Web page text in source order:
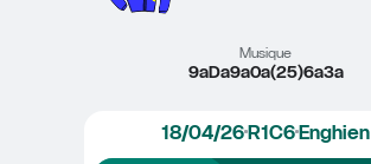
Musique
9aDa9a0a(25)6a3a
18/04/26R1C6Enghien